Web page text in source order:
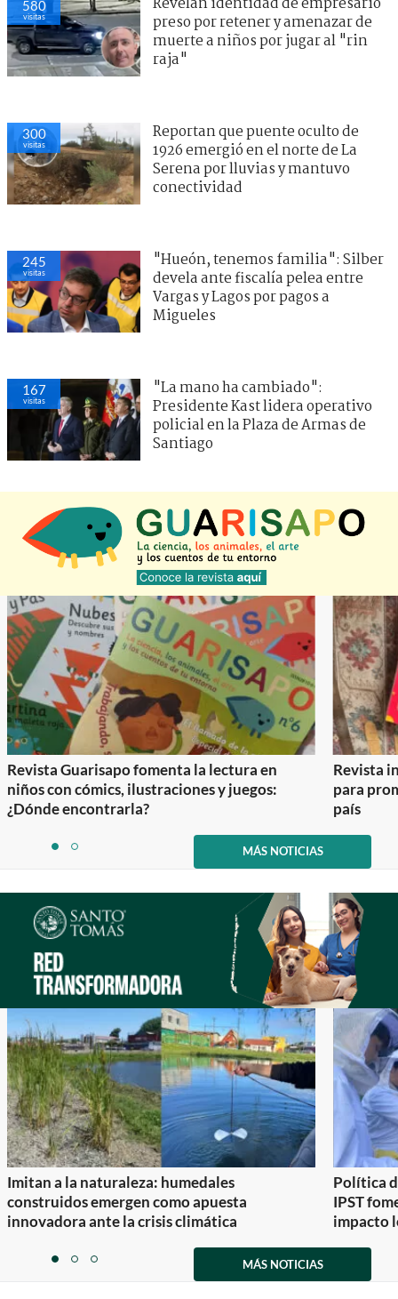
580
visitas
preso por retener y amenazar de
muerte a niños por jugar al "rin
raja"
300
visitas
Reportan que puente oculto de
1926 emergió en el norte de La
Serena por lluvias y mantuvo
conectividad
245
visitas
"Hueón, tenemos familia": Silber
devela ante fiscalía pelea entre
Vargas y Lagos por pagos a
Migueles
167
visitas
"La mano ha cambiado":
Presidente Kast lidera operativo
policial en la Plaza de Armas de
Santiago
Revista Guarisapo fomenta la lectura en
niños con cómics, ilustraciones y juegos:
¿Dónde encontrarla?
Revista
para
país
itemitem
2
MÁS NOTICIAS
Imitan a la naturaleza: humedales
construidos emergen como apuesta
innovadora ante la crisis climática
Política
IPST
impacto
itemitemitem
MÁS NOTICIAS